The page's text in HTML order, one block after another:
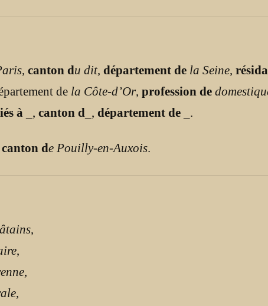
canton du dit, département de la Seine
de la Côte-d’Or, profession de
à canton d département de
de Pouilly-en-Auxois